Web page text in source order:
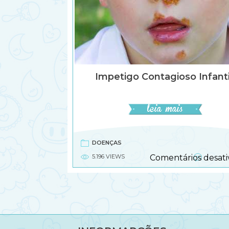
Impetigo Contagioso
DOENÇAS
5.196 VIEWS
Comentários